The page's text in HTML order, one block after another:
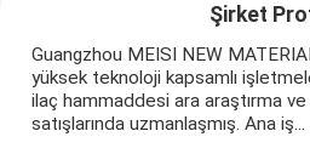
Şirket
Guangzhou MEISI NEW
yüksek teknoloji kapsamlı
ilaç hammaddesi ara araştırma
satışlarında uzmanlaşmış. Ana iş...